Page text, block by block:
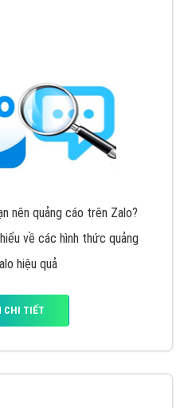
nên quảng cáo trên Zalo?
về các hình thức quảng
hiệu quả
CHI TIẾT